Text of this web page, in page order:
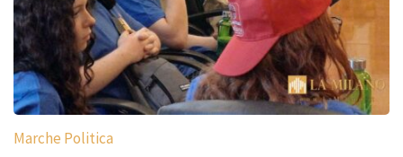
Marche Politica